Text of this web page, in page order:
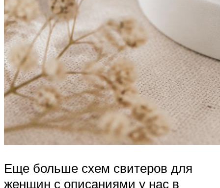
Еще больше схем свитеров для
женщин с описаниями у нас в